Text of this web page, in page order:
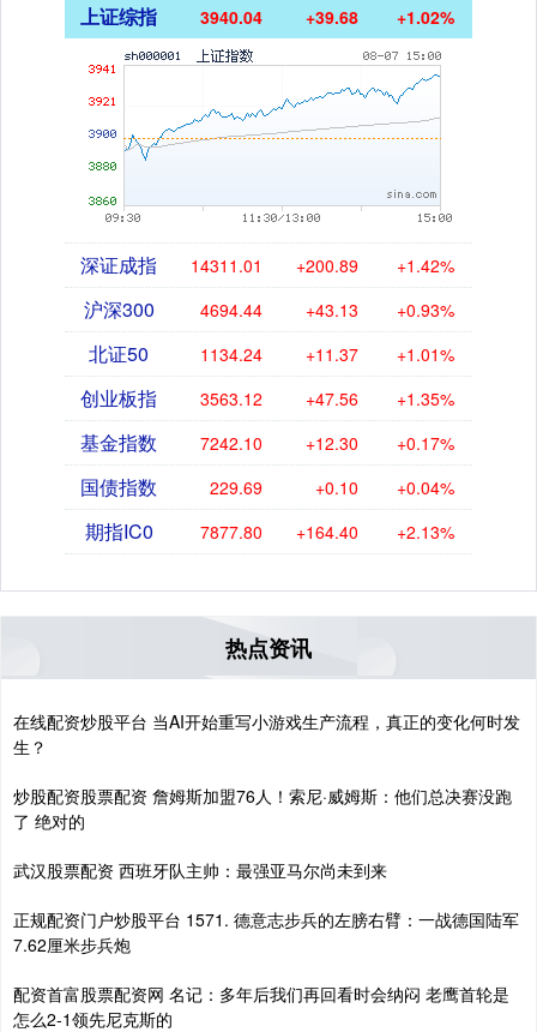
上证综指 3940.04 +39.68 +1.02%
深证成指 14311.01 +200.89 +1.42%
沪深300 4694.44 +43.13 +0.93%
北证50 1134.24 +11.37 +1.01%
创业板指 3563.12 +47.56 +1.35%
基金指数 7242.10 +12.30 +0.17%
国债指数 229.69 +0.10 +0.04%
期指IC0 7877.80 +164.40 +2.13%
热点资讯
在线配资炒股平台 当AI开始重写小游戏生产流程，真正的变化何时发
生？
炒股配资股票配资 詹姆斯加盟76人！索尼·威姆斯：他们总决赛没跑
了 绝对的
武汉股票配资 西班牙队主帅：最强亚马尔尚未到来
正规配资门户炒股平台 1571. 德意志步兵的左膀右臂：一战德国陆军
7.62厘米步兵炮
配资首富股票配资网 名记：多年后我们再回看时会纳闷 老鹰首轮是
怎么2-1领先尼克斯的